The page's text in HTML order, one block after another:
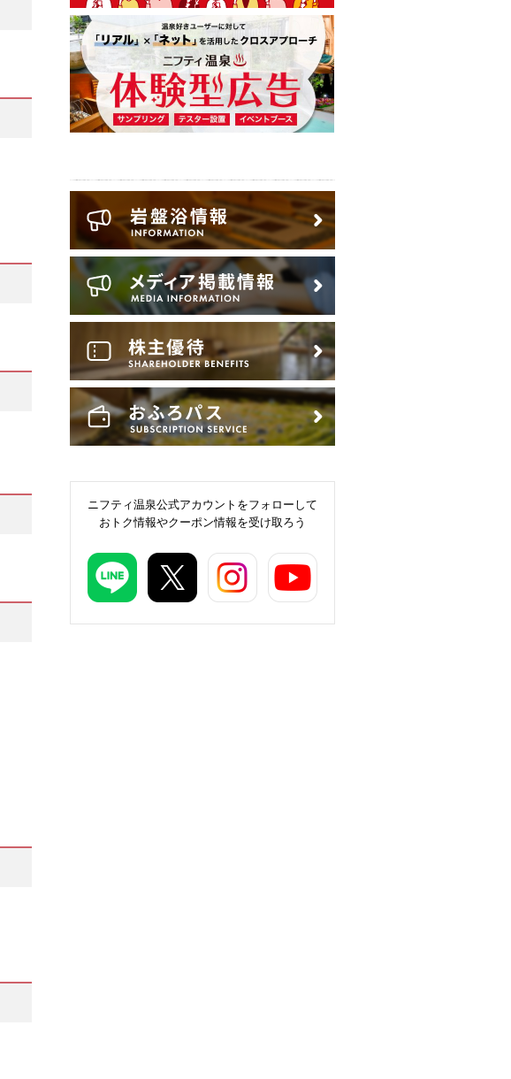
ニフティ温泉公式アカウントをフォローして
おトク情報やクーポン情報を受け取ろう